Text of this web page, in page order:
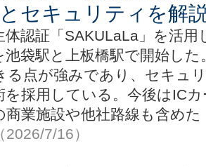
セキュリティを解
体認証「SAKULaLa」を活
池袋駅と上板橋駅で開始し
る点が強みであり、セキュ
を採用している。今後はIC
商業施設や他社路線も含め
（2026/7/16）